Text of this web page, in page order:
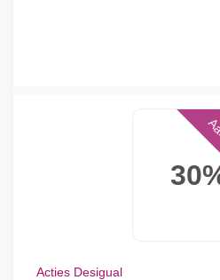
Acties Desigual